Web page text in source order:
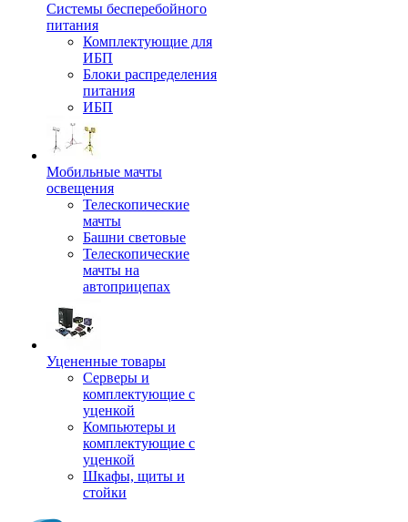
Системы бесперебойного
питания
Комплектующие для
ИБП
Блоки распределения
питания
ИБП
Мобильные мачты
освещения
Телескопические
мачты
Башни световые
Телескопические
мачты на
автоприцепах
Уцененные товары
Серверы и
комплектующие с
уценкой
Компьютеры и
комплектующие с
уценкой
Шкафы, щиты и
стойки